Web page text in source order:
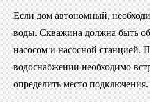
Если дом автономный,
воды. Скважина должна быть
насосом и насосной станцией.
водоснабжении необходимо
определить место подключения.